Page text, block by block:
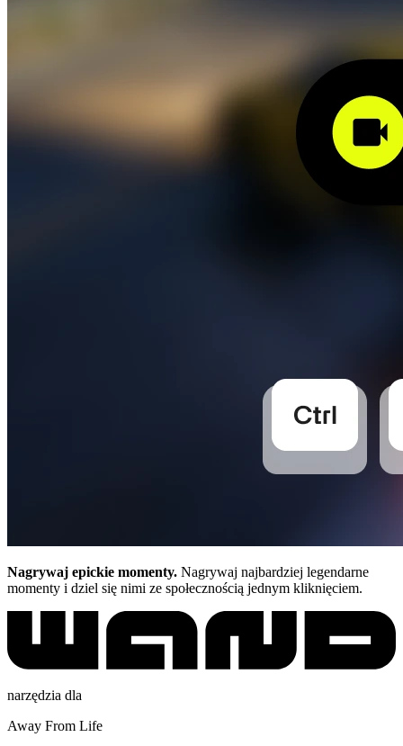
Nagrywaj epickie momenty. Nagrywaj najbardziej legendarne
momenty i dziel się nimi ze społecznością jednym kliknięciem.
narzędzia dla
Away From Life